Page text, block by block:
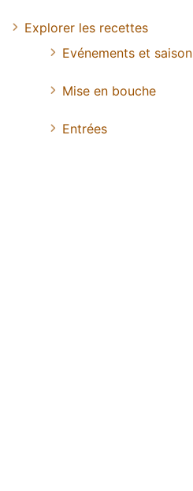
Explorer les recettes
Evénements et saison
Mise en bouche
Entrées